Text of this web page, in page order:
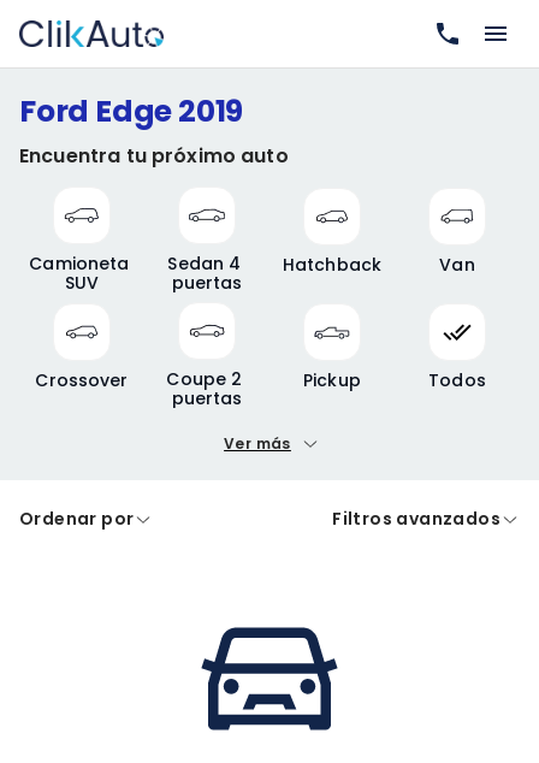
Ford Edge 2019
Encuentra tu próximo auto
Camioneta
SUV
Sedan 4
puertas
Hatchback Van
Crossover
Coupe 2
puertas
Pickup Todos
Precio máximo
A crédito De contado
Negociar precio
Ver más
Ordenar por Filtros avanzados